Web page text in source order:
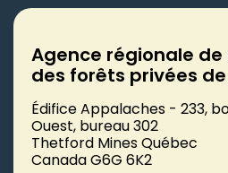
Agence régionale
des forêts privées
Édifice Appalaches - 233,
Ouest, bureau 302
Thetford Mines Québec
Canada G6G 6K2